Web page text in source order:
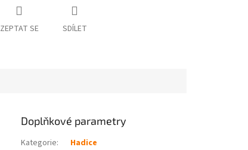
ZEPTAT SE SDÍLET
Doplňkové parametry
Kategorie:
Hadice